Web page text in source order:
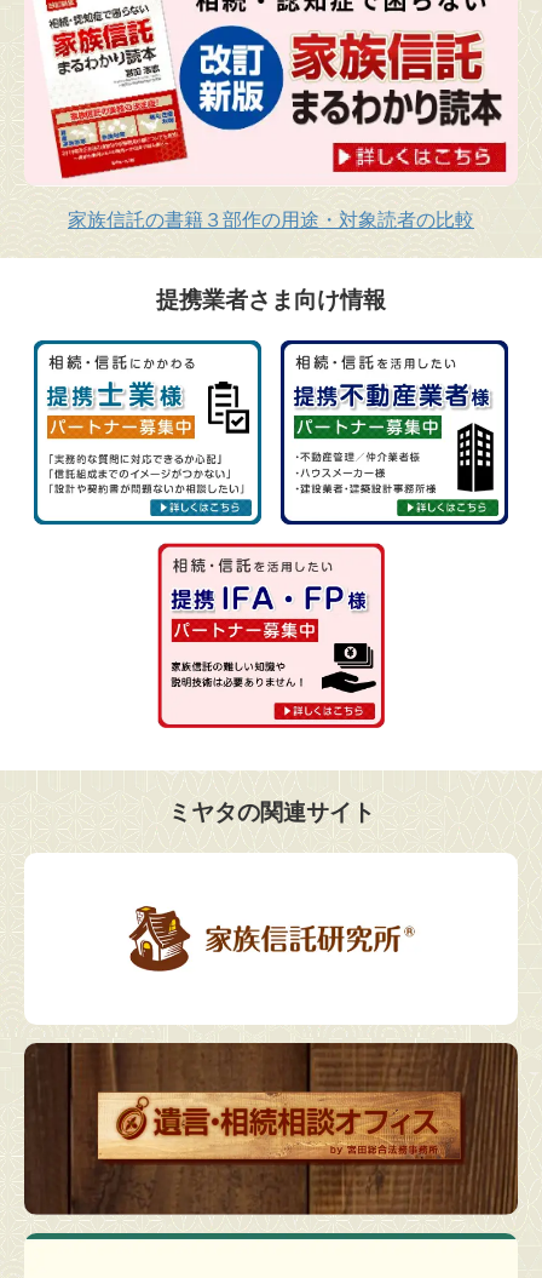
家族信託の書籍３部作の用途・対象読者の比較
提携業者さま向け情報
ミヤタの関連サイト